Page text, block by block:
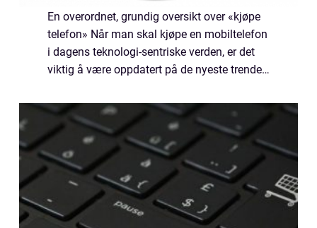
En overordnet, grundig oversikt over «kjøpe
telefon» Når man skal kjøpe en mobiltelefon
i dagens teknologi-sentriske verden, er det
viktig å være oppdatert på de nyeste trender
mobiltelefon er ikk...